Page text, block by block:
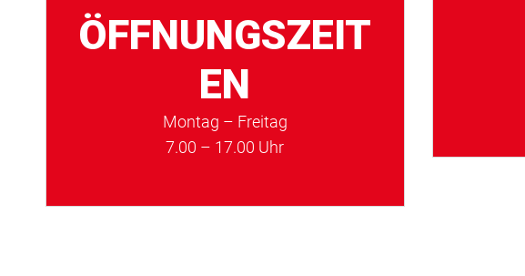
ÖFFNUNGSZEIT
EN
Montag – Freitag
7.00 – 17.00 Uhr